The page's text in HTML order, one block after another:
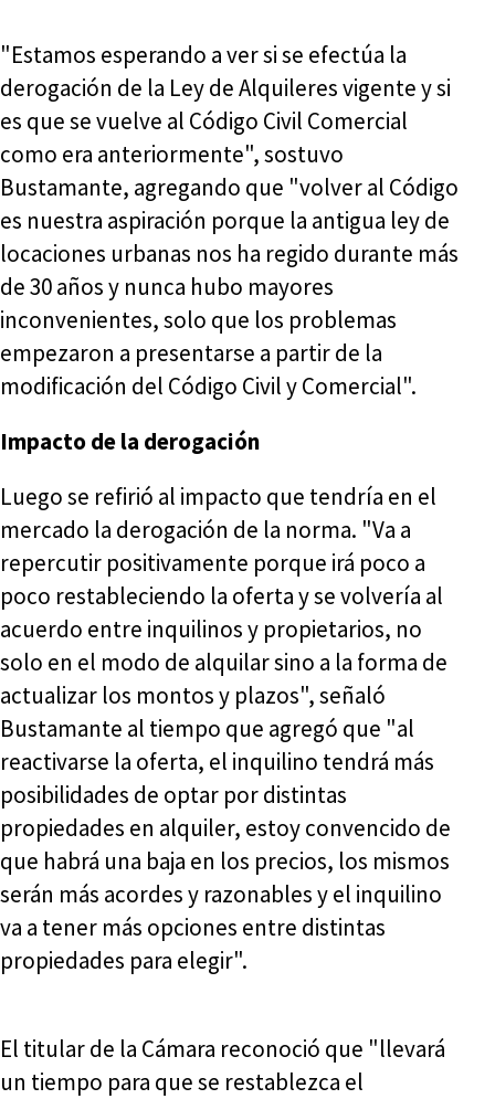
"Estamos esperando a ver si se efectúa la
derogación de la Ley de Alquileres vigente y si
es que se vuelve al Código Civil Comercial
como era anteriormente", sostuvo
Bustamante, agregando que "volver al Código
es nuestra aspiración porque la antigua ley de
locaciones urbanas nos ha regido durante más
de 30 años y nunca hubo mayores
inconvenientes, solo que los problemas
empezaron a presentarse a partir de la
modificación del Código Civil y Comercial".
Impacto de la derogación
Luego se refirió al impacto que tendría en el
mercado la derogación de la norma. "Va a
repercutir positivamente porque irá poco a
poco restableciendo la oferta y se volvería al
acuerdo entre inquilinos y propietarios, no
solo en el modo de alquilar sino a la forma de
actualizar los montos y plazos", señaló
Bustamante al tiempo que agregó que "al
reactivarse la oferta, el inquilino tendrá más
posibilidades de optar por distintas
propiedades en alquiler, estoy convencido de
que habrá una baja en los precios, los mismos
serán más acordes y razonables y el inquilino
va a tener más opciones entre distintas
propiedades para elegir".
El titular de la Cámara reconoció que "llevará
un tiempo para que se restablezca el